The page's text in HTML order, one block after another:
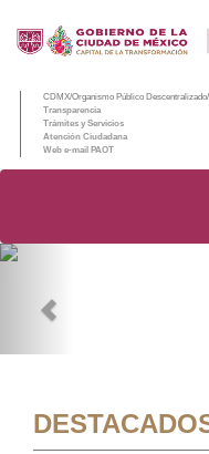
CDMX/Organismo Público
Transparencia
Trámites y Servicios
Atención Ciudadana
Web e-mail PAOT